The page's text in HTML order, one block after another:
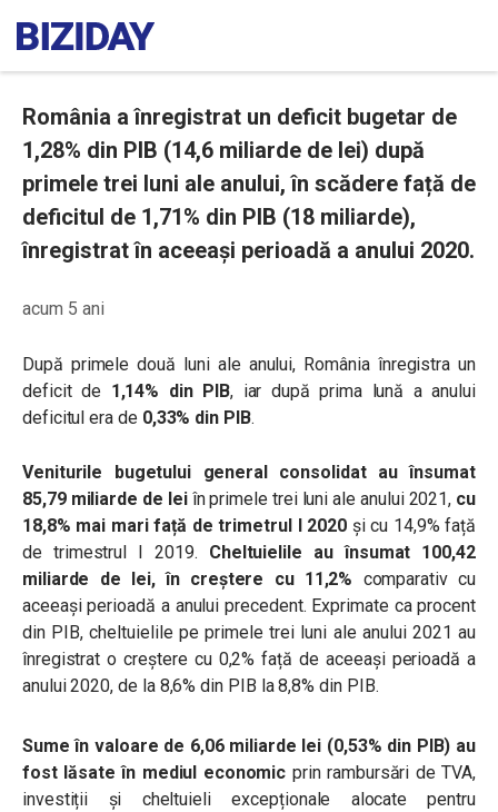
România a înregistrat un deficit bugetar de
1,28% din PIB (14,6 miliarde de lei) după
primele trei luni ale anului, în scădere față de
deficitul de 1,71% din PIB (18 miliarde),
înregistrat în aceeași perioadă a anului 2020.
acum 5 ani
După primele două luni ale anului, România înregistra un
deficit de 1,14% din PIB, iar după prima lună a anului
deficitul era de 0,33% din PIB.
Veniturile bugetului general consolidat au însumat
85,79 miliarde de leiîn primele trei luni ale anului 2021, cu
18,8% mai mari față de trimetrul I 2020și cu 14,9% față
de trimestrul I 2019. Cheltuielile au însumat 100,42
miliarde de lei, în creștere cu 11,2% comparativ cu
aceeași perioadă a anului precedent. Exprimate ca procent
din PIB, cheltuielile pe primele trei luni ale anului 2021 au
înregistrat o creștere cu 0,2% față de aceeași perioadă a
anului 2020, de la 8,6% din PIB la 8,8% din PIB.
Sume în valoare de 6,06 miliarde lei (0,53% din PIB) au
fost lăsate în mediul economic prin rambursări de TVA,
investiții și cheltuieli excepționale alocate pentru